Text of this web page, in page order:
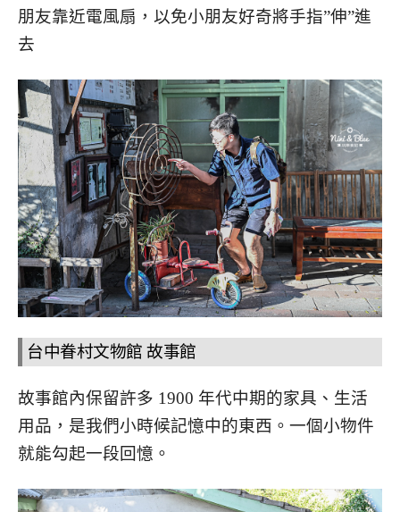
朋友靠近電風扇，以免小朋友好奇將手指”伸”進
去
台中眷村文物館 故事館
故事館內保留許多 1900 年代中期的家具、生活
用品，是我們小時候記憶中的東西。一個小物件
就能勾起一段回憶。